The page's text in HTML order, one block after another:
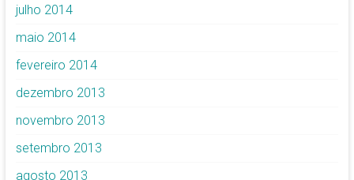
julho 2014
maio 2014
fevereiro 2014
dezembro 2013
novembro 2013
setembro 2013
agosto 2013